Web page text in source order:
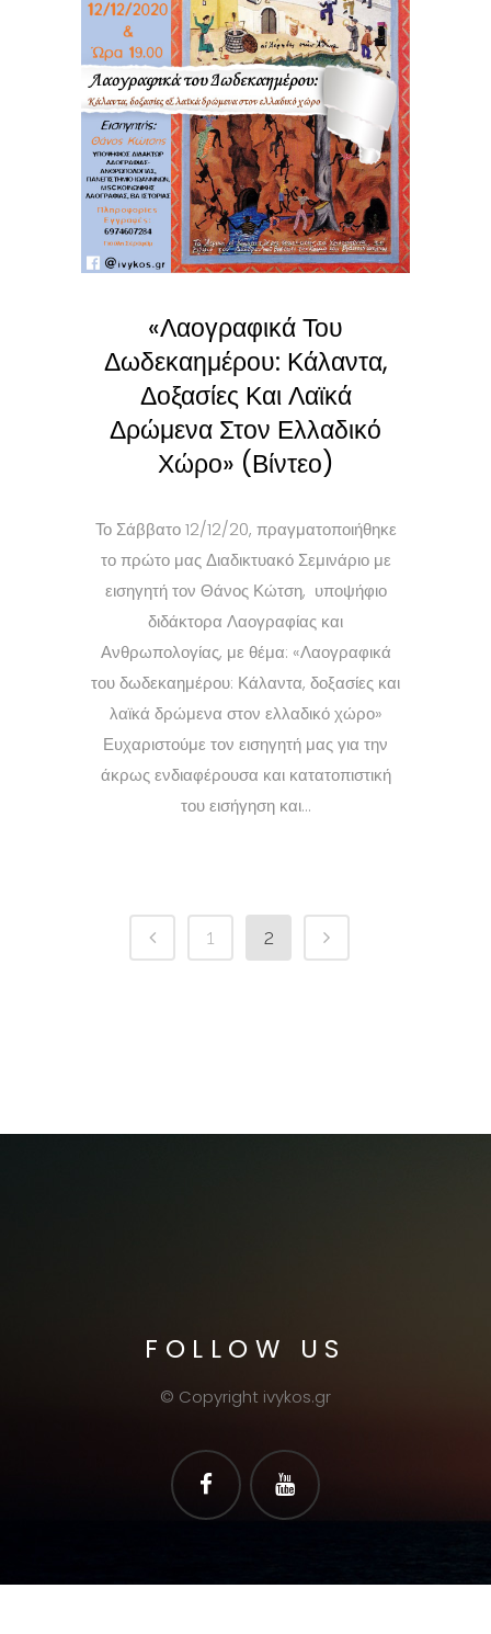
«Λαογραφικά Του
Δωδεκαημέρου: Κάλαντα,
Δοξασίες Και Λαϊκά
Δρώμενα Στον Ελλαδικό
Χώρο» (Βίντεο)
Το Σάββατο 12/12/20, πραγματοποιήθηκε
το πρώτο μας Διαδικτυακό Σεμινάριο με
εισηγητή τον Θάνος Κώτση, υποψήφιο
διδάκτορα Λαογραφίας και
Ανθρωπολογίας, με θέμα: «Λαογραφικά
του δωδεκαημέρου: Κάλαντα, δοξασίες και
λαϊκά δρώμενα στον ελλαδικό χώρο»
Ευχαριστούμε τον εισηγητή μας για την
άκρως ενδιαφέρουσα και κατατοπιστική
του εισήγηση και...
1 2
FOLLOW US
© Copyright ivykos.gr